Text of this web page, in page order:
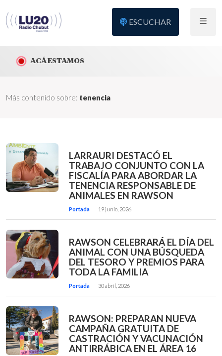
ESCUCHAR
ACÁ ESTAMOS
Más contenido sobre: tenencia
LARRAURI DESTACÓ EL
TRABAJO CONJUNTO CON LA
FISCALÍA PARA ABORDAR LA
TENENCIA RESPONSABLE DE
ANIMALES EN RAWSON
Portada 19 junio, 2026
RAWSON CELEBRARÁ EL DÍA DEL
ANIMAL CON UNA BÚSQUEDA
DEL TESORO Y PREMIOS PARA
TODA LA FAMILIA
Portada 30 abril, 2026
RAWSON: PREPARAN NUEVA
CAMPAÑA GRATUITA DE
CASTRACIÓN Y VACUNACIÓN
ANTIRRÁBICA EN EL ÁREA 16